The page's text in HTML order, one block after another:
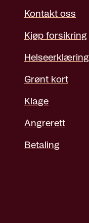
Kontakt oss
Kjøp forsikring
Helseerklæring
Grønt kort
Klage
Angrerett
Betaling